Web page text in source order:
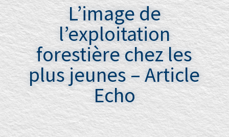
L’image de
l’exploitation
forestière chez les
plus jeunes – Article
Echo